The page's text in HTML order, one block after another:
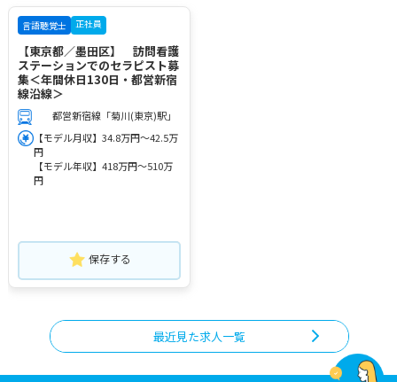
言語聴覚士 正社員
【東京都／墨田区】 訪問看護
ステーションでのセラピスト募
集＜年間休日130日・都営新宿
線沿線＞
都営新宿線「菊川(東京)駅」
【モデル月収】34.8万円～42.5万
円
【モデル年収】418万円～510万
円
保存する
最近見た求人一覧